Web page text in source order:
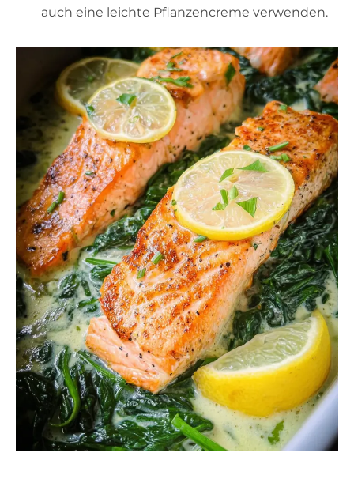
auch eine leichte Pflanzencreme verwenden.